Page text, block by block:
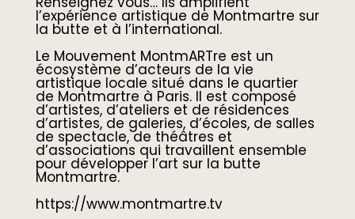
l’expérience artistique de Montmartre sur
la butte et à l’international.
Le Mouvement MontmARTre est un
écosystème d’acteurs de la vie
artistique locale situé dans le quartier
de Montmartre à Paris. Il est composé
d’artistes, d’ateliers et de résidences
d’artistes, de galeries, d’écoles, de salles
de spectacle, de théâtres et
d’associations qui travaillent ensemble
pour développer l’art sur la butte
Montmartre.
https://www.montmartre.tv